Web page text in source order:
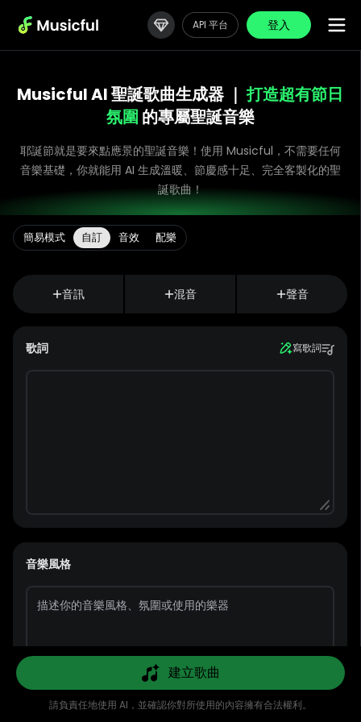
API 平台 登入
AI音樂 AI翻唱 AI MV
Musicful AI 聖誕歌曲生成器 ｜ 打造超有節日
氛圍 的專屬聖誕音樂
耶誕節就是要來點應景的聖誕音樂！使用 Musicful，不需要任何
音樂基礎，你就能用 AI 生成溫暖、節慶感十足、完全客製化的聖
誕歌曲！
簡易模式 自訂 音效 配樂
音訊 混音 聲音
歌詞 寫歌詞
音樂風格
流行 饒舌 貝斯 吉他 搖滾
建立歌曲
請負責任地使用 AI，並確認你對所使用的內容擁有合法權利。